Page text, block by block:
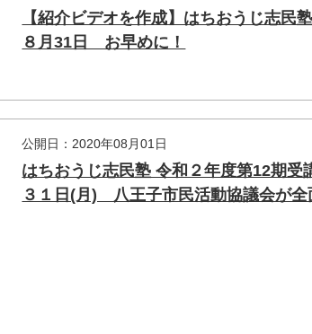
【紹介ビデオを作成】はちおうじ志民
８月31日 お早めに！
公開日：2020年08月01日
はちおうじ志民塾 令和２年度第12期
３１日(月) 八王子市民活動協議会が全